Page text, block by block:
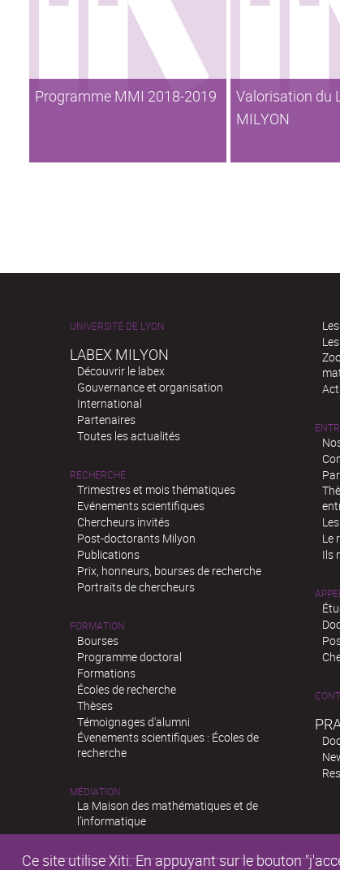
Ce site utilise Xiti. En appuyant sur le bouton
Programme MMI 2018-2019
Valorisation du
MILYON
UNIVERSITÉ DE LYON
LABEX MILYON
Découvrir le labex
Gouvernance et organisation
International
Partenaires
Toutes les actualités
RECHERCHE
Trimestres et mois thématiques
Evénements scientifiques
Chercheurs invités
Post-doctorants Milyon
Publications
Prix, honneurs, bourses de recherche
Portraits de chercheurs
FORMATION
Bourses
Programme doctoral
Formations
Écoles de recherche
Thèses
Témoignages d'alumni
Évenements scientifiques : Écoles de
recherche
MÉDIATION
La Maison des mathématiques et de
l’informatique
Le
Ils